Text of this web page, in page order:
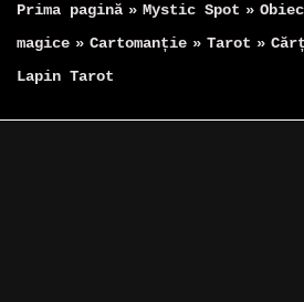
Prima pagină » Mystic Spot »
magice » Cartomanție » Tarot »
Lapin Tarot